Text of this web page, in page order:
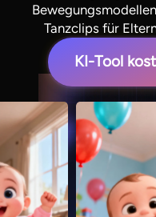
Tanzclips für
KI-Tool